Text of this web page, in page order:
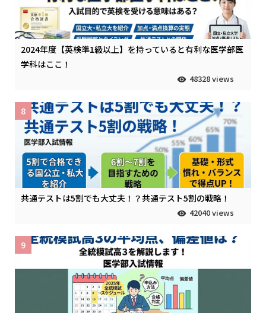
2024年度【英検準1級以上】を持っていると有利な医学部医
学科はここ！
48328 views
共通テストは5割でも大丈夫！？共通テスト5割の戦略！
42040 views
8
9